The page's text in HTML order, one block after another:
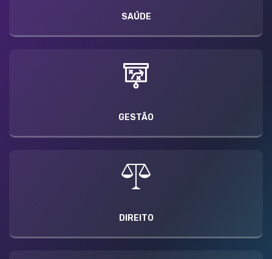
SAÚDE
GESTÃO
DIREITO